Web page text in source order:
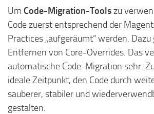
Um Code-Migration-Toolszu
Code zuerst entsprechend der
Practices „aufgeräumt“ werden.
Entfernen von Core-Overrides. Das
automatische Code-Migration sehr.
ideale Zeitpunkt, den Code durch
sauberer, stabiler und
gestalten.